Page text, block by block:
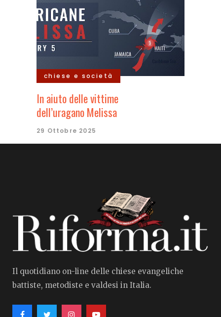
chiese e società
In aiuto delle vittime
dell’uragano Melissa
29 Ottobre 2025
Il quotidiano on-line delle chiese evangeliche
battiste, metodiste e valdesi in Italia.